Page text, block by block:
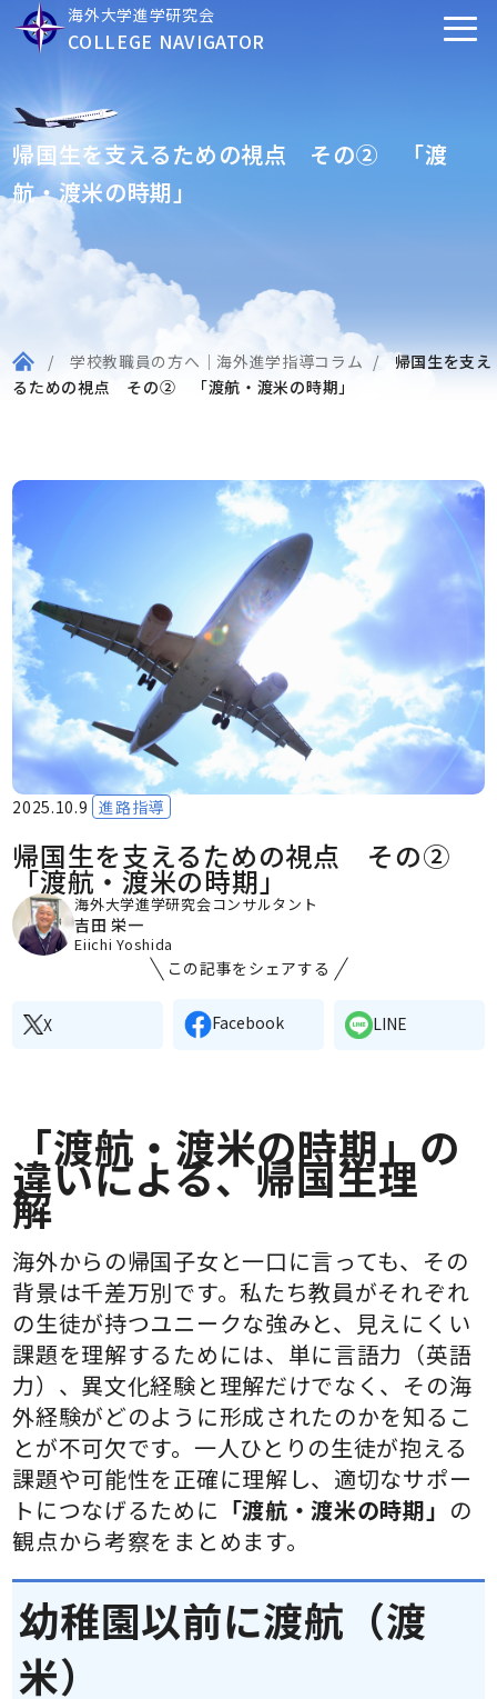
海外大学進学研究会
COLLEGE NAVIGATOR
帰国生を支えるための視点 その② 「渡
航・渡米の時期」
学校教職員の方へ｜海外進学指導コラム
帰国生を支え
るための視点 その② 「渡航・渡米の時期」
2025.10.9 進路指導
帰国生を支えるための視点 その②
「渡航・渡米の時期」
海外大学進学研究会コンサルタント
吉田 栄一
Eiichi Yoshida
この記事をシェアする
X Facebook LINE
「渡航・渡米の時期」の
違いによる、帰国生理
解
海外からの帰国子女と一口に言っても、その
背景は千差万別です。私たち教員がそれぞれ
の生徒が持つユニークな強みと、見えにくい
課題を理解するためには、単に言語力（英語
力）、異文化経験と理解だけでなく、その海
外経験がどのように形成されたのかを知るこ
とが不可欠です。一人ひとりの生徒が抱える
課題や可能性を正確に理解し、適切なサポー
トにつなげるために 「渡航・渡米の時期」 の
観点から考察をまとめます。
幼稚園以前に渡航（渡
米）